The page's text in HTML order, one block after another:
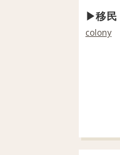
移民
colony